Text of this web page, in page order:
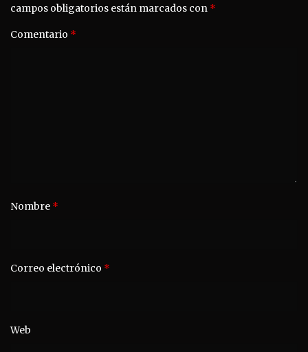
campos obligatorios están marcados con *
Comentario *
Nombre *
Correo electrónico *
Web